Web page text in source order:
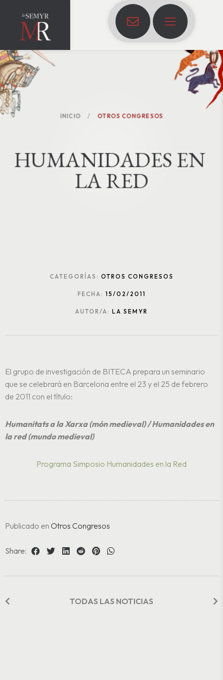
INICIO OTROS CONGRESOS
HUMANIDADESEN
LARED
CATEGORÍAS: OTROS CONGRESOS
FECHA: 15/02/2011
AUTOR/A: LA SEMYR
El grupo de investigación de BITECA prepara un seminario
que se celebrará en Barcelona entre el 23 y el 25 de febrero
de 2011 con el título:
Humanitats a la Xarxa (món medieval) / Humanidades en
la red (mundo medieval)
Programa Simposio Humanidades en la Red
Publicado en Otros Congresos
Share:
TODAS LAS NOTICIAS